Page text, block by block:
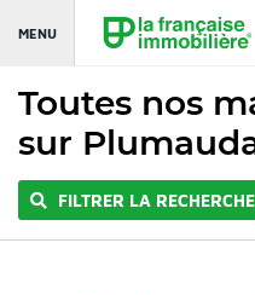
MENU
Toutes nos
sur
FILTRER LA RECHERCHE